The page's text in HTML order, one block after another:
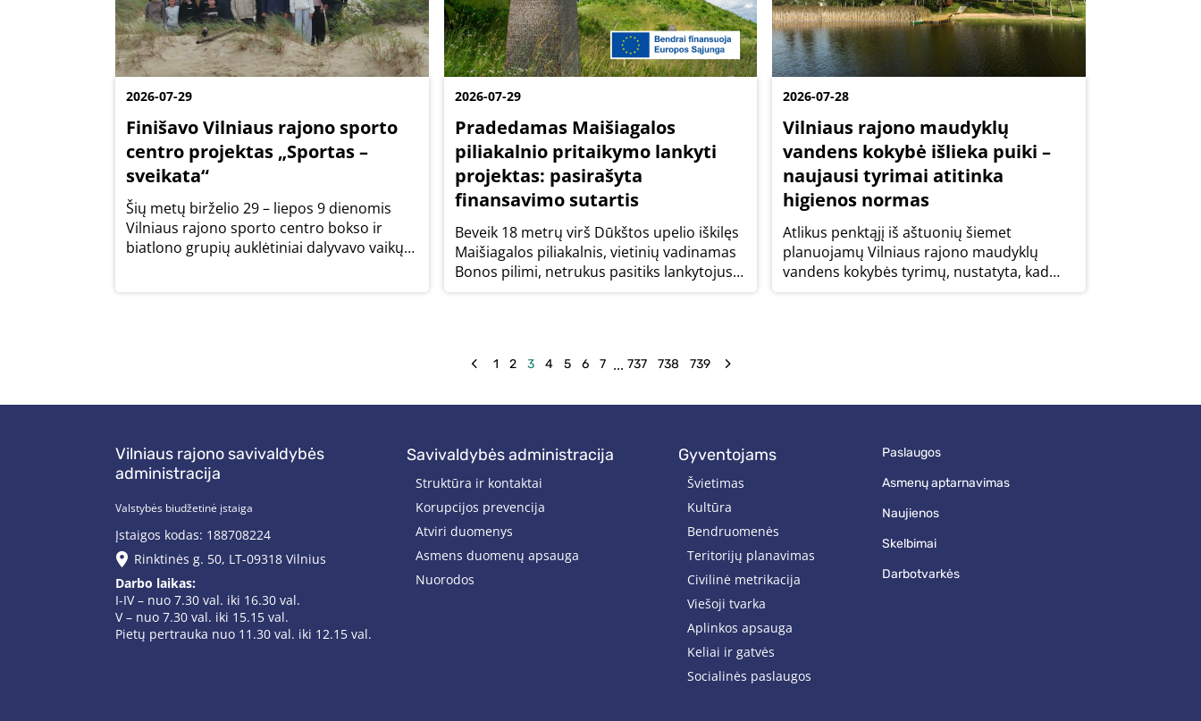
2026-07-29
Finišavo Vilniaus rajono sporto
centro projektas „Sportas –
sveikata“
Šių metų birželio 29 – liepos 9 dienomis
Vilniaus rajono sporto centro bokso ir
biatlono grupių auklėtiniai dalyvavo vaikų
2026-07-29
Pradedamas Maišiagalos
piliakalnio pritaikymo lankyti
projektas: pasirašyta
finansavimo sutartis
Beveik 18 metrų virš Dūkštos upelio iškilęs
Maišiagalos piliakalnis, vietinių vadinamas
Bonos pilimi, netrukus pasitiks lankytojus
atsinaujinęs. Valstybinės reikšmės kultūros
2026-07-28
Vilniaus rajono maudyklų
vandens kokybė išlieka puiki –
naujausi tyrimai atitinka
higienos normas
Atlikus penktąjį iš aštuonių šiemet
planuojamų Vilniaus rajono maudyklų
vandens kokybės tyrimų, nustatyta, kad
visų tirtų maudyklų vanduo atitinka
1 2 3 4 5 6 7 ... 737 738 739
Vilniaus rajono savivaldybės
administracija
Valstybės biudžetinė įstaiga
Įstaigos kodas: 188708224
Rinktinės g. 50, LT-09318 Vilnius
Darbo laikas:
I-IV – nuo 7.30 val. iki 16.30 val.
V – nuo 7.30 val. iki 15.15 val.
Pietų pertrauka nuo 11.30 val. iki 12.15 val.
savivaldybės administracija
Struktūra ir kontaktai
Korupcijos prevencija
Atviri duomenys
Asmens duomenų apsauga
Nuorodos
gyventojams
Švietimas
Kultūra
Bendruomenės
Teritorijų planavimas
Civilinė metrikacija
Viešoji tvarka
Aplinkos apsauga
Keliai ir gatvės
Socialinės paslaugos
paslaugos
asmenų aptarnavimas
naujienos
skelbimai
darbotvarkės